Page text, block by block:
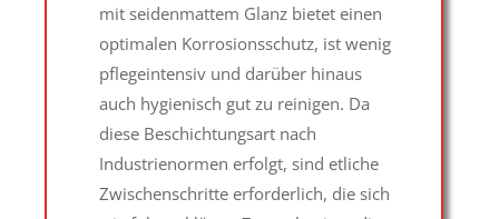
mit seidenmattem Glanz bietet einen
optimalen Korrosionsschutz, ist wenig
pflegeintensiv und darüber hinaus
auch hygienisch gut zu reinigen. Da
diese Beschichtungsart nach
Industrienormen erfolgt, sind etliche
Zwischenschritte erforderlich, die sich